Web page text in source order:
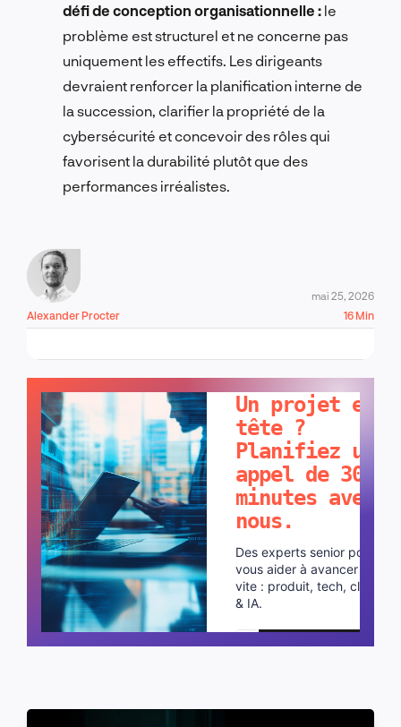
défi de conception organisationnelle : le
problème est structurel et ne concerne pas
uniquement les effectifs. Les dirigeants
devraient renforcer la planification interne de
la succession, clarifier la propriété de la
cybersécurité et concevoir des rôles qui
favorisent la durabilité plutôt que des
performances irréalistes.
Alexander Procter
mai 25, 2026
16 Min
Un projet en
tête ?
Planifiez un
appel de 30
minutes avec
nous.
Des experts senior pour
vous aider à avancer plus
vite : produit, tech, cloud
& IA.
Planifier un appel